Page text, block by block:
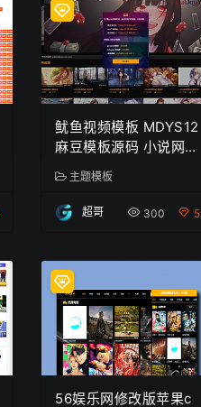
鱿鱼视频模板 MDYS12
麻豆模板源码 小说网站
源码模板
主题模板
超哥 300 5
56娱乐网修改版苹果c